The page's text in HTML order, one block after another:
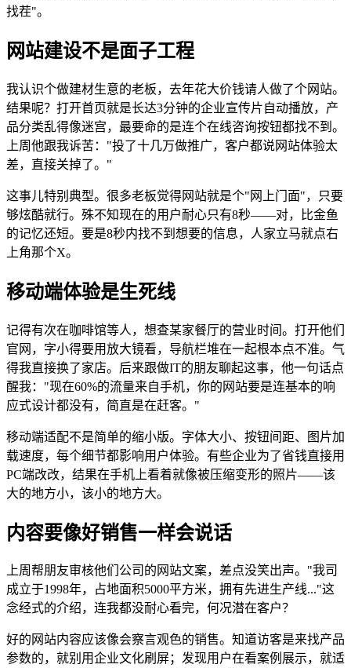
找茬"。
网站建设不是面子工程
我认识个做建材生意的老板，去年花大价钱请人做了个网站。
结果呢？打开首页就是长达3分钟的企业宣传片自动播放，产
品分类乱得像迷宫，最要命的是连个在线咨询按钮都找不到。
上周他跟我诉苦："投了十几万做推广，客户都说网站体验太
差，直接关掉了。"
这事儿特别典型。很多老板觉得网站就是个"网上门面"，只要
够炫酷就行。殊不知现在的用户耐心只有8秒——对，比金鱼
的记忆还短。要是8秒内找不到想要的信息，人家立马就点右
上角那个X。
移动端体验是生死线
记得有次在咖啡馆等人，想查某家餐厅的营业时间。打开他们
官网，字小得要用放大镜看，导航栏堆在一起根本点不准。气
得我直接换了家店。后来跟做IT的朋友聊起这事，他一句话点
醒我："现在60%的流量来自手机，你的网站要是连基本的响
应式设计都没有，简直是在赶客。"
移动端适配不是简单的缩小版。字体大小、按钮间距、图片加
载速度，每个细节都影响用户体验。有些企业为了省钱直接用
PC端改改，结果在手机上看着就像被压缩变形的照片——该
大的地方小，该小的地方大。
内容要像好销售一样会说话
上周帮朋友审核他们公司的网站文案，差点没笑出声。"我司
成立于1998年，占地面积5000平方米，拥有先进生产线..."这
念经式的介绍，连我都没耐心看完，何况潜在客户？
好的网站内容应该像会察言观色的销售。知道访客是来找产品
参数的，就别用企业文化刷屏；发现用户在看案例展示，就适